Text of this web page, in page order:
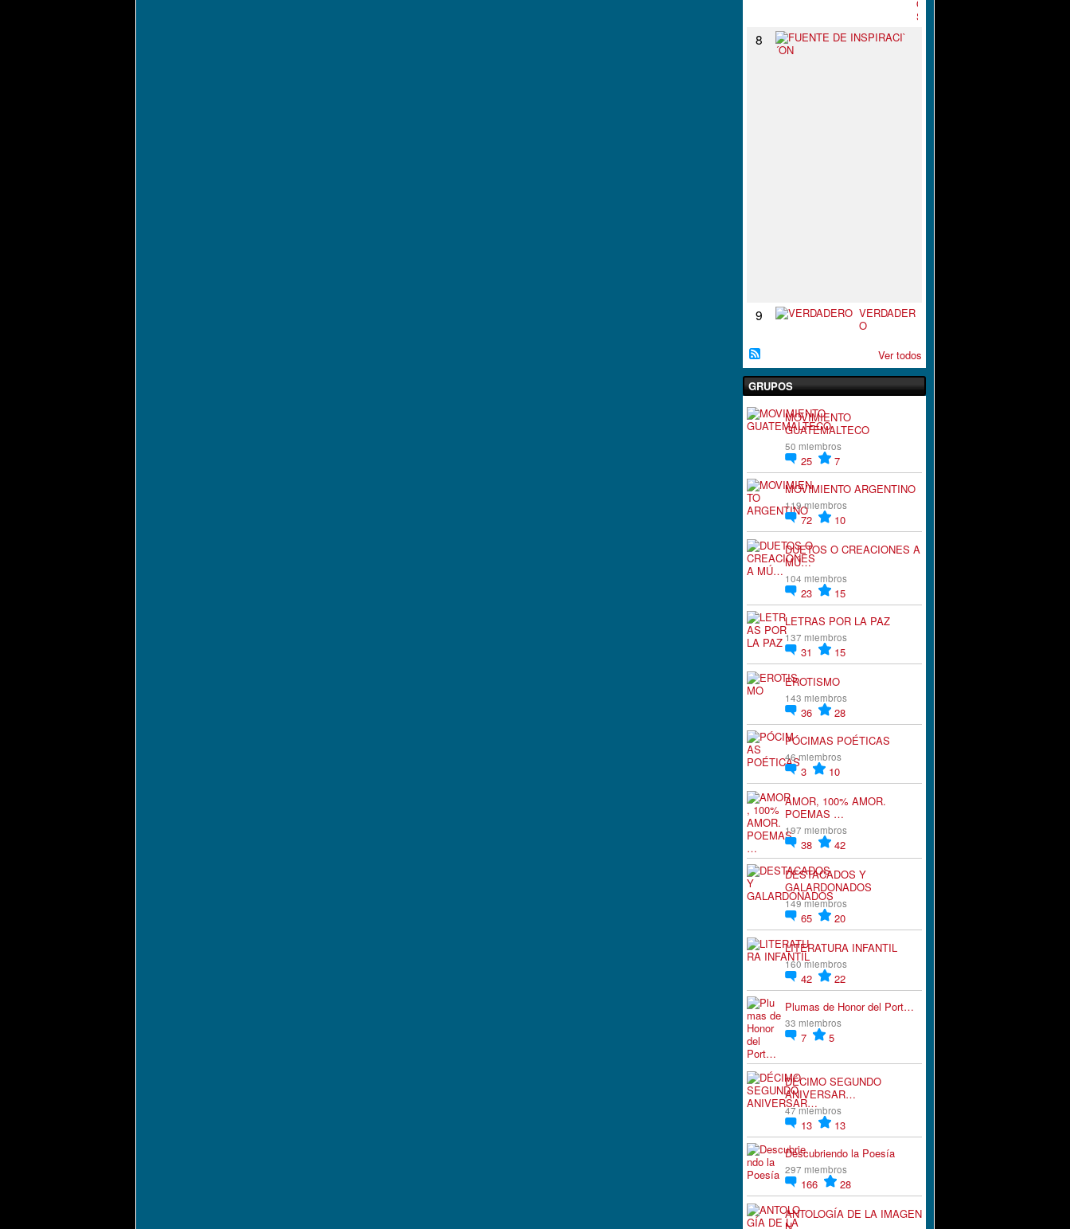
O
8
9
VERDADER
O
Ver todos
GRUPOS
MOVIMIENTO
GUATEMALTECO
50 miembros
25
7
MOVIMIENTO ARGENTINO
119 miembros
72
10
DUETOS O CREACIONES A
MÚ…
104 miembros
23
15
LETRAS POR LA PAZ
137 miembros
31
15
EROTISMO
143 miembros
36
28
PÓCIMAS POÉTICAS
46 miembros
3
10
AMOR, 100% AMOR.
POEMAS …
197 miembros
38
42
DESTACADOS Y
GALARDONADOS
149 miembros
65
20
LITERATURA INFANTIL
160 miembros
42
22
Plumas de Honor del Port…
33 miembros
7 5
DÉCIMO SEGUNDO
ANIVERSAR…
47 miembros
13
13
Descubriendo la Poesía
297 miembros
166
28
ANTOLOGÍA DE LA IMAGEN
N…